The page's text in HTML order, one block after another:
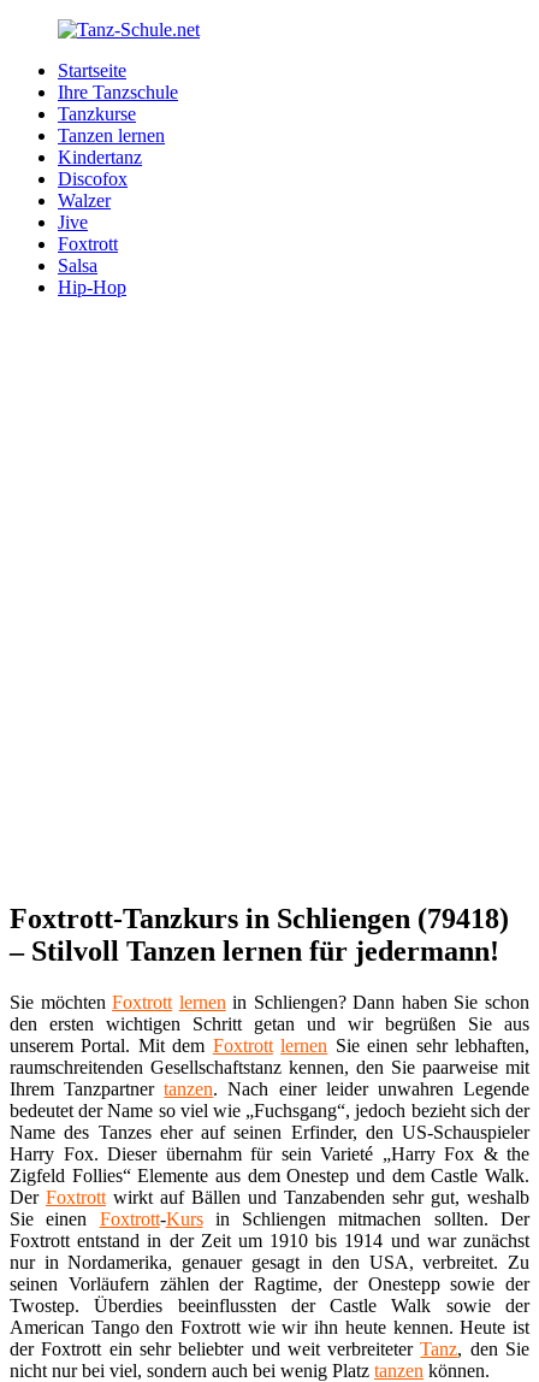
Zurück
Inhalt
Tanz-
Schule.net
Ihre
Tanzschule
Internet
Startseite
Ihre Tanzschule
Tanzkurse
Tanzen lernen
Kindertanz
Discofox
Walzer
Jive
Foxtrott
Salsa
Hip-Hop
Foxtrott-Tanzkurs in Schliengen (79418)
– Stilvoll Tanzen lernen für jedermann!
Sie möchtenFoxtrott lernen in Schliengen? Dann haben Sie schon
den ersten wichtigen Schritt getan und wir begrüßen Sie aus
unserem Portal. Mit dem Foxtrott lernen Sie einen sehr lebhaften,
raumschreitenden Gesellschaftstanz kennen, den Sie paarweise mit
Ihrem Tanzpartnertanzen. Nach einer leider unwahren Legende
bedeutet der Name so viel wie „Fuchsgang“, jedoch bezieht sich der
Name des Tanzes eher auf seinen Erfinder, den US-Schauspieler
Harry Fox. Dieser übernahm für sein Varieté „Harry Fox & the
Zigfeld Follies“ Elemente aus dem Onestep und dem Castle Walk.
Der Foxtrott wirkt auf Bällen und Tanzabenden sehr gut, weshalb
Sie einen Foxtrott-Kursin Schliengen mitmachen sollten. Der
Foxtrott entstand in der Zeit um 1910 bis 1914 und war zunächst
nur in Nordamerika, genauer gesagt in den USA, verbreitet. Zu
seinen Vorläufern zählen der Ragtime, der Onestepp sowie der
Twostep. Überdies beeinflussten der Castle Walk sowie der
American Tango den Foxtrott wie wir ihn heute kennen. Heute ist
der Foxtrott ein sehr beliebter und weit verbreiteterTanz, den Sie
nicht nur bei viel, sondern auch bei wenig Platz tanzen können.